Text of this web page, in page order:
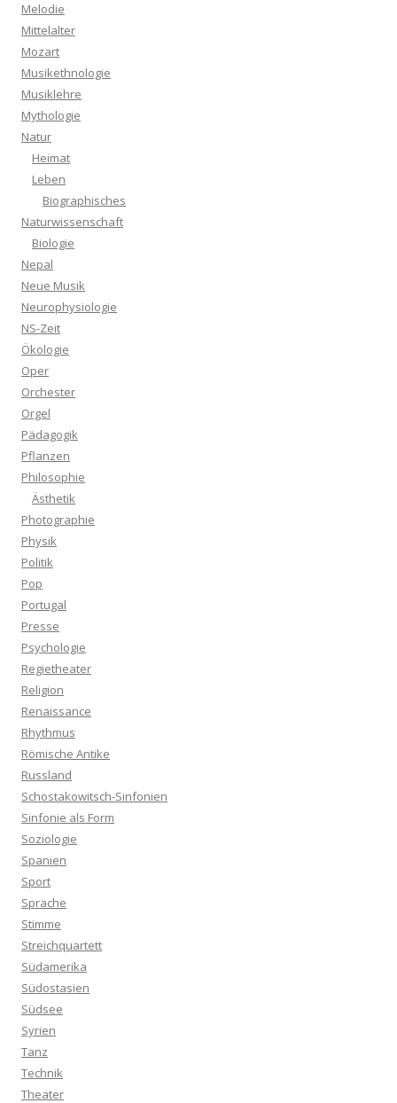
Melodie
Mittelalter
Mozart
Musikethnologie
Musiklehre
Mythologie
Natur
Heimat
Leben
Biographisches
Naturwissenschaft
Biologie
Nepal
Neue Musik
Neurophysiologie
NS-Zeit
Ökologie
Oper
Orchester
Orgel
Pädagogik
Pflanzen
Philosophie
Ästhetik
Photographie
Physik
Politik
Pop
Portugal
Presse
Psychologie
Regietheater
Religion
Renaissance
Rhythmus
Römische Antike
Russland
Schostakowitsch-Sinfonien
Sinfonie als Form
Soziologie
Spanien
Sport
Sprache
Stimme
Streichquartett
Südamerika
Südostasien
Südsee
Syrien
Tanz
Technik
Theater